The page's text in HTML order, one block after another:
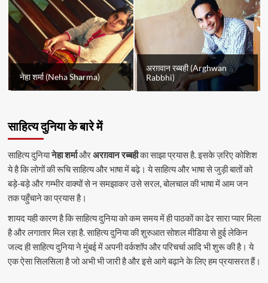
नेहा शर्मा (Neha Sharma)
अरग़वान रब्बही (Arghwan
Rabbhi)
साहित्य दुनिया के बारे में
साहित्य दुनियानेहा शर्माऔरअरग़वान रब्बहीका साझा प्रयास है. इसके ज़रिए कोशिश
ये है कि लोगों की रूचि साहित्य और भाषा में बढ़े। ये साहित्य और भाषा से जुड़ी बातों को
बड़े-बड़े और गम्भीर वाक्यों से न समझाकर उसे सरल, बोलचाल की भाषा में आम जन
तक पहुँचाने का प्रयास है।
शायद यही कारण है कि साहित्य दुनिया को कम समय में ही पाठकों का ढेर सारा प्यार मिला
है और लगातार मिल रहा है. साहित्य दुनिया की शुरुआत सोशल मीडिया से हुई लेकिन
जल्द ही साहित्य दुनिया ने मुंबई में अपनी वर्कशॉप और परिचर्चा आदि भी शुरू की है। ये
एक ऐसा सिलसिला है जो अभी भी जारी है और इसे आगे बढ़ाने के लिए हम प्रयासरत हैं।